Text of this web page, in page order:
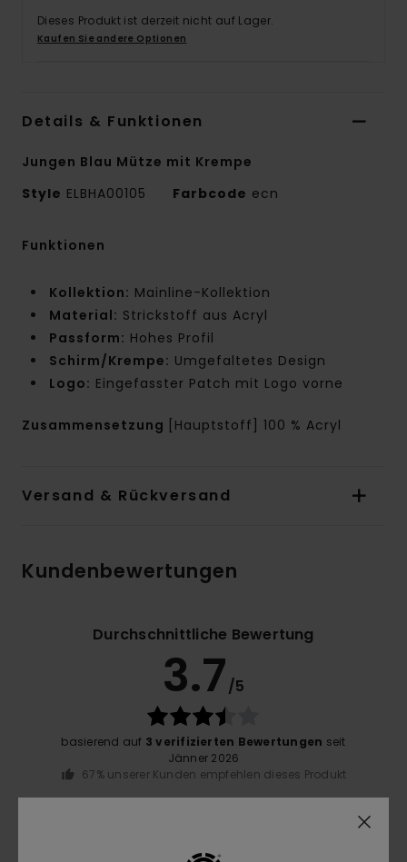
Dieses Produkt ist derzeit nicht auf Lager.
Kaufen Sie andere Optionen
Details & Funktionen
Jungen Blau Mütze mit Krempe
Style ELBHA00105 Farbcode ecn
Funktionen
Kollektion: Mainline-Kollektion
Material: Strickstoff aus Acryl
Passform: Hohes Profil
Schirm/Krempe: Umgefaltetes Design
Logo: Eingefasster Patch mit Logo vorne
Zusammensetzung [Hauptstoff] 100 % Acryl
Versand & Rückversand
Kundenbewertungen
Durchschnittliche Bewertung
3.7/5
basierend auf 3 verifizierten Bewertungen seit
Jänner 2026
67% unserer Kunden empfehlen dieses Produkt